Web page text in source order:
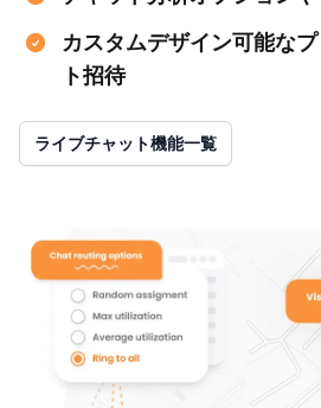
カスタムデザイン可能な
ト招待
ライブチャット機能一覧